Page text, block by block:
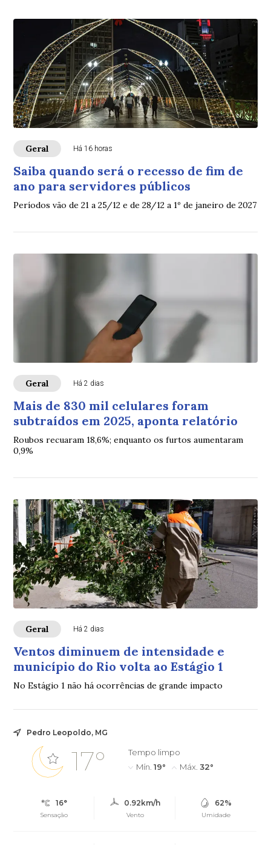
Geral Há 16 horas
Saiba quando será o recesso de fim de
ano para servidores públicos
Períodos vão de 21 a 25/12 e de 28/12 a 1º de janeiro de 2027
Geral Há 2 dias
Mais de 830 mil celulares foram
subtraídos em 2025, aponta relatório
Roubos recuaram 18,6%; enquanto os furtos aumentaram
0,9%
Geral Há 2 dias
Ventos diminuem de intensidade e
município do Rio volta ao Estágio 1
No Estágio 1 não há ocorrências de grande impacto
Pedro Leopoldo, MG
17°
Tempo limpo
Mín. 19° Máx. 32°
16°
Sensação
0.92km/h
Vento
62%
Umidade